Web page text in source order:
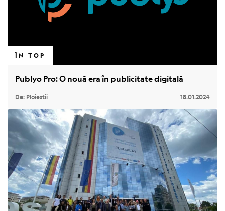
ÎN TOP
Publyo Pro: O nouă era în publicitate digitală
De: Ploiestii 18.01.2024